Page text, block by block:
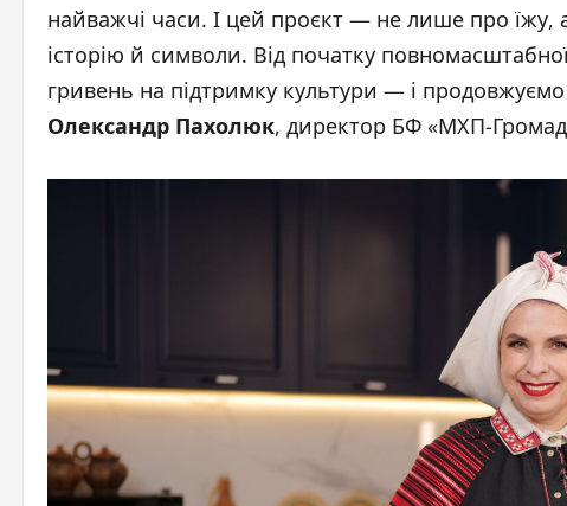
найважчі часи. І цей проєкт — не лише про їжу,
історію й символи. Від початку
гривень на підтримку культури — і
Олександр Пахолюк, директор БФ «МХП-